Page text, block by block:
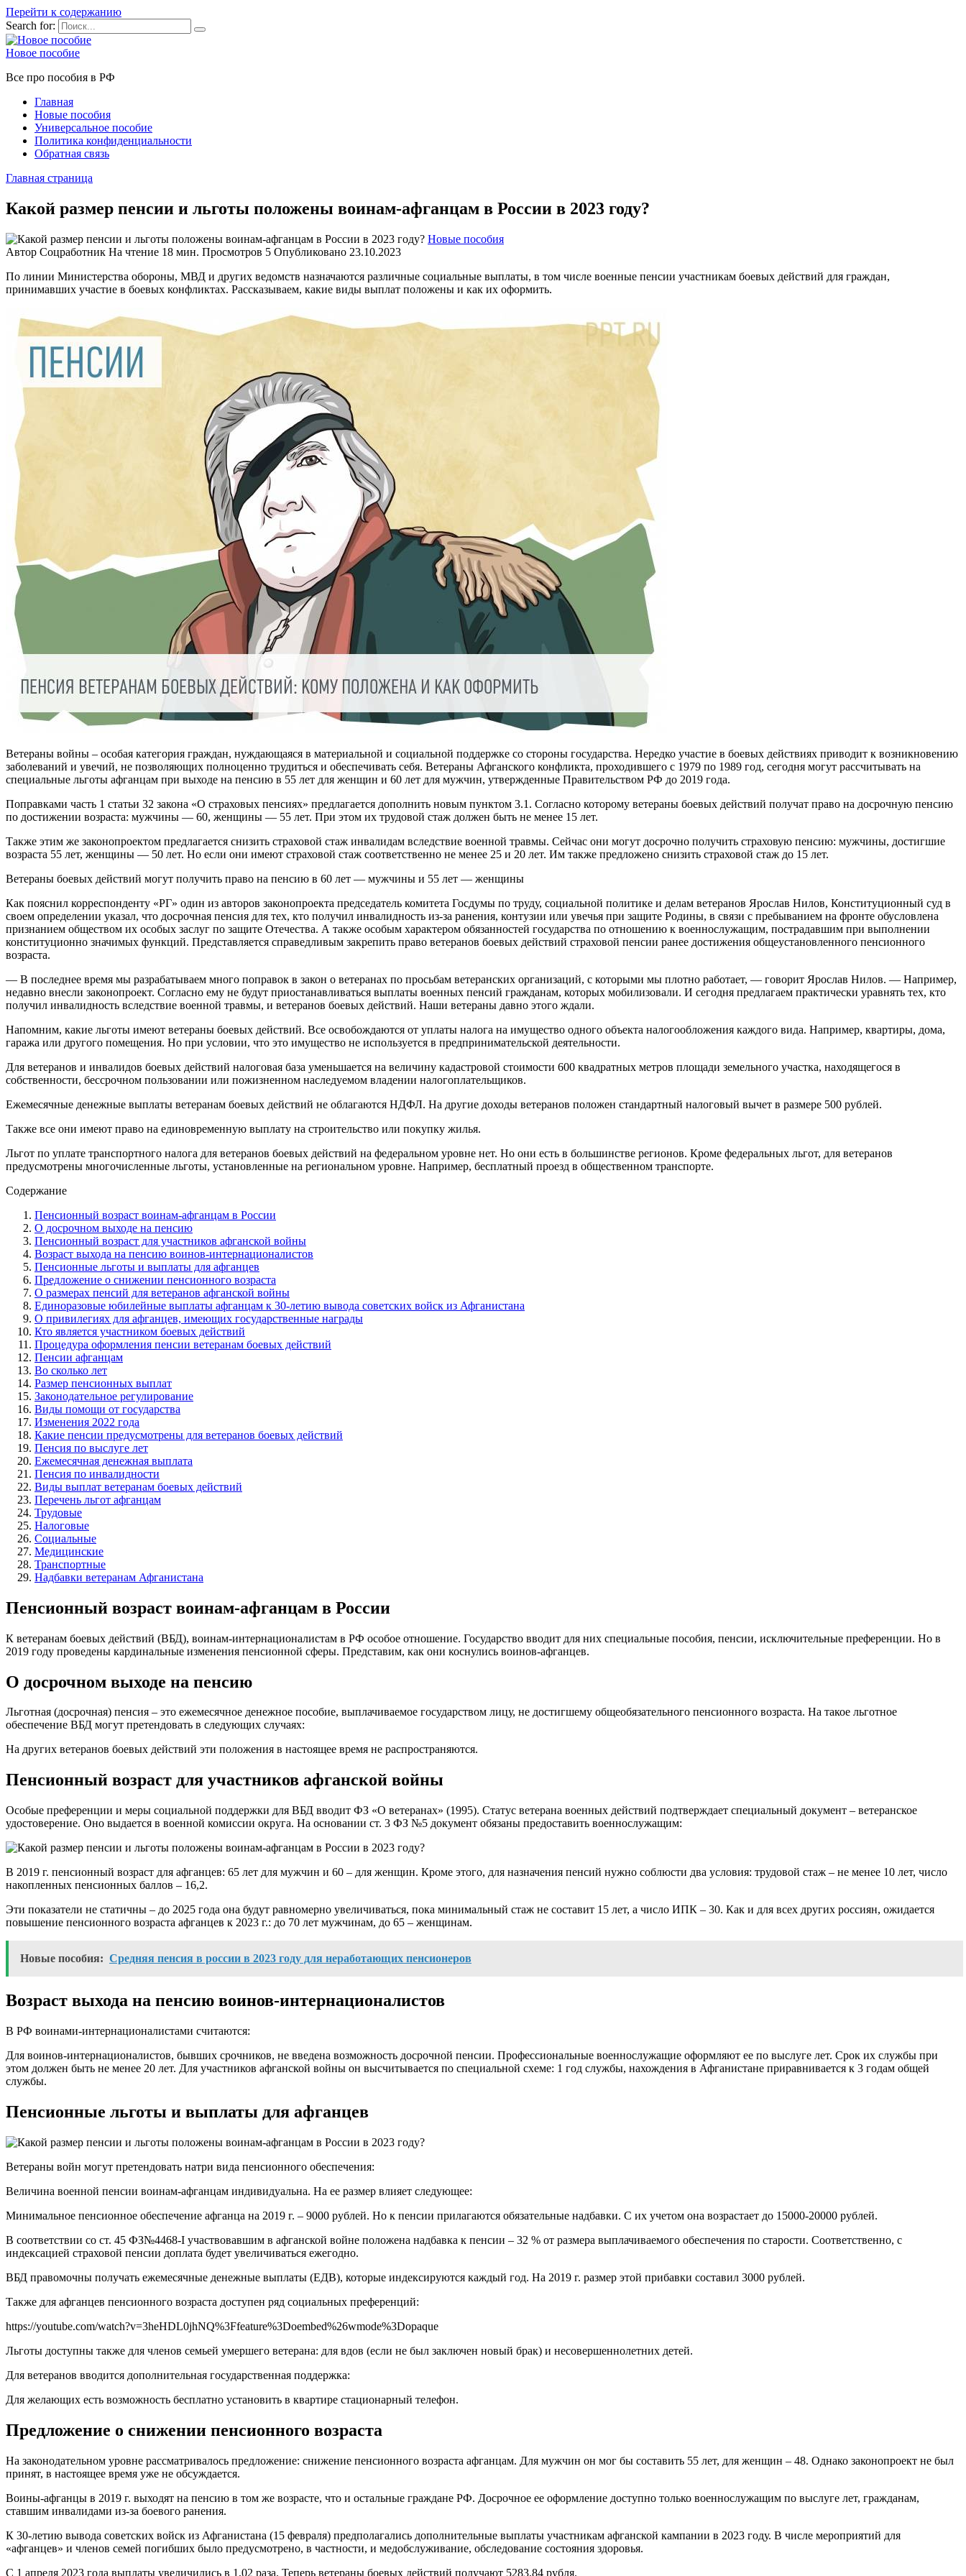
Перейти к содержанию
Search for:
Новое пособие
Все про пособия в РФ
Главная
Новые пособия
Универсальное пособие
Политика конфиденциальности
Обратная связь
Главная страница
Какой размер пенсии и льготы положены воинам-афганцам в России в 2023 году?
Новые пособия
Автор Соцработник На чтение 18 мин. Просмотров 5 Опубликовано 23.10.2023
По линии Министерства обороны, МВД и других ведомств назначаются различные социальные выплаты, в том числе военные пенсии участникам боевых действий для граждан,
принимавших участие в боевых конфликтах. Рассказываем, какие виды выплат положены и как их оформить.
Ветераны войны – особая категория граждан, нуждающаяся в материальной и социальной поддержке со стороны государства. Нередко участие в боевых действиях приводит к возникновению
заболеваний и увечий, не позволяющих полноценно трудиться и обеспечивать себя. Ветераны Афганского конфликта, проходившего с 1979 по 1989 год, сегодня могут рассчитывать на
специальные льготы афганцам при выходе на пенсию в 55 лет для женщин и 60 лет для мужчин, утвержденные Правительством РФ до 2019 года.
Поправками часть 1 статьи 32 закона «О страховых пенсиях» предлагается дополнить новым пунктом 3.1. Согласно которому ветераны боевых действий получат право на досрочную пенсию
по достижении возраста: мужчины — 60, женщины — 55 лет. При этом их трудовой стаж должен быть не менее 15 лет.
Также этим же законопроектом предлагается снизить страховой стаж инвалидам вследствие военной травмы. Сейчас они могут досрочно получить страховую пенсию: мужчины, достигшие
возраста 55 лет, женщины — 50 лет. Но если они имеют страховой стаж соответственно не менее 25 и 20 лет. Им также предложено снизить страховой стаж до 15 лет.
Ветераны боевых действий могут получить право на пенсию в 60 лет — мужчины и 55 лет — женщины
Как пояснил корреспонденту «РГ» один из авторов законопроекта председатель комитета Госдумы по труду, социальной политике и делам ветеранов Ярослав Нилов, Конституционный суд в
своем определении указал, что досрочная пенсия для тех, кто получил инвалидность из-за ранения, контузии или увечья при защите Родины, в связи с пребыванием на фронте обусловлена
признанием обществом их особых заслуг по защите Отечества. А также особым характером обязанностей государства по отношению к военнослужащим, пострадавшим при выполнении
конституционно значимых функций. Представляется справедливым закрепить право ветеранов боевых действий страховой пенсии ранее достижения общеустановленного пенсионного
возраста.
— В последнее время мы разрабатываем много поправок в закон о ветеранах по просьбам ветеранских организаций, с которыми мы плотно работает, — говорит Ярослав Нилов. — Например,
недавно внесли законопроект. Согласно ему не будут приостанавливаться выплаты военных пенсий гражданам, которых мобилизовали. И сегодня предлагаем практически уравнять тех, кто
получил инвалидность вследствие военной травмы, и ветеранов боевых действий. Наши ветераны давно этого ждали.
Напомним, какие льготы имеют ветераны боевых действий. Все освобождаются от уплаты налога на имущество одного объекта налогообложения каждого вида. Например, квартиры, дома,
гаража или другого помещения. Но при условии, что это имущество не используется в предпринимательской деятельности.
Для ветеранов и инвалидов боевых действий налоговая база уменьшается на величину кадастровой стоимости 600 квадратных метров площади земельного участка, находящегося в
собственности, бессрочном пользовании или пожизненном наследуемом владении налогоплательщиков.
Ежемесячные денежные выплаты ветеранам боевых действий не облагаются НДФЛ. На другие доходы ветеранов положен стандартный налоговый вычет в размере 500 рублей.
Также все они имеют право на единовременную выплату на строительство или покупку жилья.
Льгот по уплате транспортного налога для ветеранов боевых действий на федеральном уровне нет. Но они есть в большинстве регионов. Кроме федеральных льгот, для ветеранов
предусмотрены многочисленные льготы, установленные на региональном уровне. Например, бесплатный проезд в общественном транспорте.
Содержание
Пенсионный возраст воинам-афганцам в России
О досрочном выходе на пенсию
Пенсионный возраст для участников афганской войны
Возраст выхода на пенсию воинов-интернационалистов
Пенсионные льготы и выплаты для афганцев
Предложение о снижении пенсионного возраста
О размерах пенсий для ветеранов афганской войны
Единоразовые юбилейные выплаты афганцам к 30-летию вывода советских войск из Афганистана
О привилегиях для афганцев, имеющих государственные награды
Кто является участником боевых действий
Процедура оформления пенсии ветеранам боевых действий
Пенсии афганцам
Во сколько лет
Размер пенсионных выплат
Законодательное регулирование
Виды помощи от государства
Изменения 2022 года
Какие пенсии предусмотрены для ветеранов боевых действий
Пенсия по выслуге лет
Ежемесячная денежная выплата
Пенсия по инвалидности
Виды выплат ветеранам боевых действий
Перечень льгот афганцам
Трудовые
Налоговые
Социальные
Медицинские
Транспортные
Надбавки ветеранам Афганистана
Пенсионный возраст воинам-афганцам в России
К ветеранам боевых действий (ВБД), воинам-интернационалистам в РФ особое отношение. Государство вводит для них специальные пособия, пенсии, исключительные преференции. Но в
2019 году проведены кардинальные изменения пенсионной сферы. Представим, как они коснулись воинов-афганцев.
О досрочном выходе на пенсию
Льготная (досрочная) пенсия – это ежемесячное денежное пособие, выплачиваемое государством лицу, не достигшему общеобязательного пенсионного возраста. На такое льготное
обеспечение ВБД могут претендовать в следующих случаях:
На других ветеранов боевых действий эти положения в настоящее время не распространяются.
Пенсионный возраст для участников афганской войны
Особые преференции и меры социальной поддержки для ВБД вводит ФЗ «О ветеранах» (1995). Статус ветерана военных действий подтверждает специальный документ – ветеранское
удостоверение. Оно выдается в военной комиссии округа. На основании ст. 3 ФЗ №5 документ обязаны предоставить военнослужащим:
В 2019 г. пенсионный возраст для афганцев: 65 лет для мужчин и 60 – для женщин. Кроме этого, для назначения пенсий нужно соблюсти два условия: трудовой стаж – не менее 10 лет, число
накопленных пенсионных баллов – 16,2.
Эти показатели не статичны – до 2025 года она будут равномерно увеличиваться, пока минимальный стаж не составит 15 лет, а число ИПК – 30. Как и для всех других россиян, ожидается
повышение пенсионного возраста афганцев к 2023 г.: до 70 лет мужчинам, до 65 – женщинам.
Новые пособия: Средняя пенсия в россии в 2023 году для неработающих пенсионеров
Возраст выхода на пенсию воинов-интернационалистов
В РФ воинами-интернационалистами считаются:
Для воинов-интернационалистов, бывших срочников, не введена возможность досрочной пенсии. Профессиональные военнослужащие оформляют ее по выслуге лет. Срок их службы при
этом должен быть не менее 20 лет. Для участников афганской войны он высчитывается по специальной схеме: 1 год службы, нахождения в Афганистане приравнивается к 3 годам общей
службы.
Пенсионные льготы и выплаты для афганцев
Ветераны войн могут претендовать натри вида пенсионного обеспечения:
Величина военной пенсии воинам-афганцам индивидуальна. На ее размер влияет следующее:
Минимальное пенсионное обеспечение афганца на 2019 г. – 9000 рублей. Но к пенсии прилагаются обязательные надбавки. С их учетом она возрастает до 15000-20000 рублей.
В соответствии со ст. 45 ФЗ№4468-I участвовавшим в афганской войне положена надбавка к пенсии – 32 % от размера выплачиваемого обеспечения по старости. Соответственно, с
индексацией страховой пенсии доплата будет увеличиваться ежегодно.
ВБД правомочны получать ежемесячные денежные выплаты (ЕДВ), которые индексируются каждый год. На 2019 г. размер этой прибавки составил 3000 рублей.
Также для афганцев пенсионного возраста доступен ряд социальных преференций:
https://youtube.com/watch?v=3heHDL0jhNQ%3Ffeature%3Doembed%26wmode%3Dopaque
Льготы доступны также для членов семьей умершего ветерана: для вдов (если не был заключен новый брак) и несовершеннолетних детей.
Для ветеранов вводится дополнительная государственная поддержка:
Для желающих есть возможность бесплатно установить в квартире стационарный телефон.
Предложение о снижении пенсионного возраста
На законодательном уровне рассматривалось предложение: снижение пенсионного возраста афганцам. Для мужчин он мог бы составить 55 лет, для женщин – 48. Однако законопроект не был
принят, в настоящее время уже не обсуждается.
Воины-афганцы в 2019 г. выходят на пенсию в том же возрасте, что и остальные граждане РФ. Досрочное ее оформление доступно только военнослужащим по выслуге лет, гражданам,
ставшим инвалидами из-за боевого ранения.
К 30-летию вывода советских войск из Афганистана (15 февраля) предполагались дополнительные выплаты участникам афганской кампании в 2023 году. В числе мероприятий для
«афганцев» и членов семей погибших было предусмотрено, в частности, и медобслуживание, обследование состояния здоровья.
С 1 апреля 2023 года выплаты увеличились в 1,02 раза. Теперь ветераны боевых действий получают 5283,84 рубля.